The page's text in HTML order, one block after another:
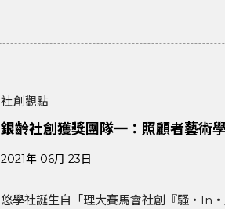
社創觀點
銀齡社創獲獎團隊一：照顧者藝術
2021年 06月 23日
悠學社誕生自「理大賽馬會社創『騷‧In‧